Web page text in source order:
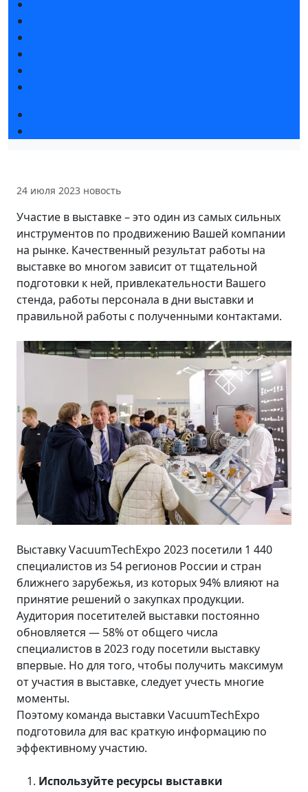
24 июля 2023 новость
Участие в выставке – это один из самых сильных
инструментов по продвижению Вашей компании
на рынке. Качественный результат работы на
выставке во многом зависит от тщательной
подготовки к ней, привлекательности Вашего
стенда, работы персонала в дни выставки и
правильной работы с полученными контактами.
Выставку VacuumTechExpo 2023 посетили 1 440
специалистов из 54 регионов России и стран
ближнего зарубежья, из которых 94% влияют на
принятие решений о закупках продукции.
Аудитория посетителей выставки постоянно
обновляется — 58% от общего числа
специалистов в 2023 году посетили выставку
впервые. Но для того, чтобы получить максимум
от участия в выставке, следует учесть многие
моменты.
Поэтому команда выставки VacuumTechExpo
подготовила для вас краткую информацию по
эффективному участию.
Используйте ресурсы выставки